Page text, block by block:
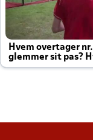
Hvem overtager
glemmer sit pas?
altid til efter